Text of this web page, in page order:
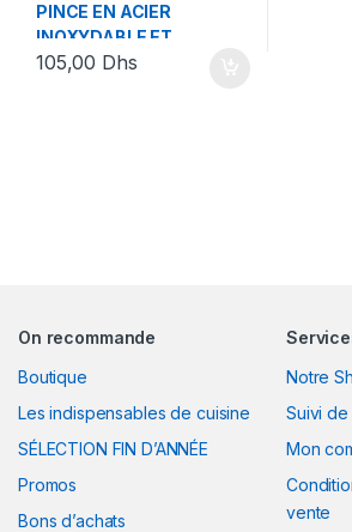
PINCE EN ACIER
INOXYDABLE ET
SILICONE 24CM
105,00 Dhs
On recommande
Boutique
Les indispensables de cuisine
SÉLECTION FIN D’ANNÉE
Promos
Bons d’achats
Notre
Suivi
Mon
vente